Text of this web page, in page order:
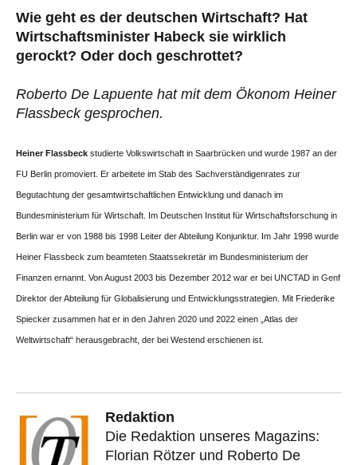
anzeigen
Wie geht es der deutschen Wirtschaft? Hat
Wirtschaftsminister Habeck sie wirklich
gerockt? Oder doch geschrottet?
Roberto De Lapuente hat mit dem Ökonom Heiner
Flassbeck gesprochen.
Heiner Flassbeck studierte Volkswirtschaft in Saarbrücken und wurde 1987 an der
FU Berlin promoviert. Er arbeitete im Stab des Sachverständigenrates zur
Begutachtung der gesamtwirtschaftlichen Entwicklung und danach im
Bundesministerium für Wirtschaft. Im Deutschen Institut für Wirtschaftsforschung in
Berlin war er von 1988 bis 1998 Leiter der Abteilung Konjunktur. Im Jahr 1998 wurde
Heiner Flassbeck zum beamteten Staatssekretär im Bundesministerium der
Finanzen ernannt. Von August 2003 bis Dezember 2012 war er bei UNCTAD in Genf
Direktor der Abteilung für Globalisierung und Entwicklungsstrategien. Mit Friederike
Spiecker zusammen hat er in den Jahren 2020 und 2022 einen „Atlas der
Weltwirtschaft“ herausgebracht, der bei Westend erschienen ist.
Redaktion
Die Redaktion unseres Magazins:
Florian Rötzer und Roberto De